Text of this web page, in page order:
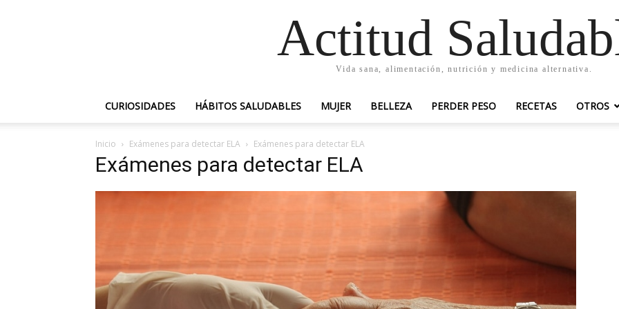
Actitud
Vida sana, alimentación, nutrición y medicina alternativa.
CURIOSIDADES HÁBITOS SALUDABLES MUJER BELLEZA PERDER PESO RECETAS OTROS
Inicio Exámenes para detectar ELA Exámenes para detectar ELA
Exámenes para detectar ELA